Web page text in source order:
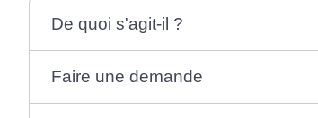
De quoi s'agit-il ?
Faire une demande